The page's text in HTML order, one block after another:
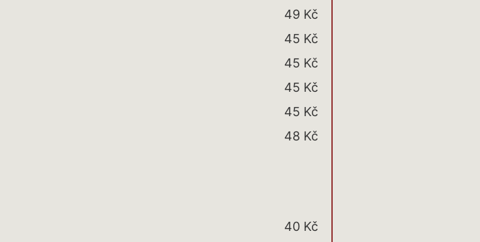
49 Kč
45 Kč
45 Kč
45 Kč
45 Kč
48 Kč
40 Kč